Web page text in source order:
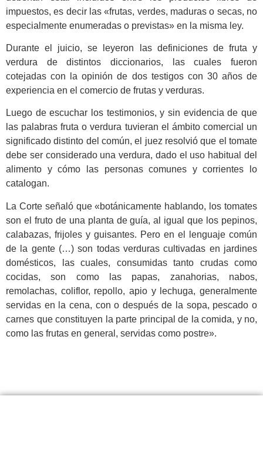
impuestos, es decir las «frutas, verdes, maduras o secas, no
especialmente enumeradas o previstas» en la misma ley.
Durante el juicio, se leyeron las definiciones de fruta y
verdura de distintos diccionarios, las cuales fueron
cotejadas con la opinión de dos testigos con 30 años de
experiencia en el comercio de frutas y verduras.
Luego de escuchar los testimonios, y sin evidencia de que
las palabras fruta o verdura tuvieran el ámbito comercial un
significado distinto del común, el juez resolvió que el tomate
debe ser considerado una verdura, dado el uso habitual del
alimento y cómo las personas comunes y corrientes lo
catalogan.
La Corte señaló que «botánicamente hablando, los tomates
son el fruto de una planta de guía, al igual que los pepinos,
calabazas, frijoles y guisantes. Pero en el lenguaje común
de la gente (…) son todas verduras cultivadas en jardines
domésticos, las cuales, consumidas tanto crudas como
cocidas, son como las papas, zanahorias, nabos,
remolachas, coliflor, repollo, apio y lechuga, generalmente
servidas en la cena, con o después de la sopa, pescado o
carnes que constituyen la parte principal de la comida, y no,
como las frutas en general, servidas como postre».